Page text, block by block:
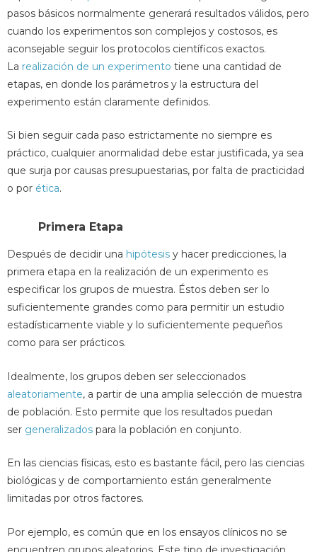
pasos básicos normalmente generará resultados válidos, pero
cuando los experimentos son complejos y costosos, es
aconsejable seguir los protocolos científicos exactos.
La realización de un experimento tiene una cantidad de
etapas, en donde los parámetros y la estructura del
experimento están claramente definidos.
Si bien seguir cada paso estrictamente no siempre es
práctico, cualquier anormalidad debe estar justificada, ya sea
que surja por causas presupuestarias, por falta de practicidad
o por ética.
Primera Etapa
Después de decidir una hipótesis y hacer predicciones, la
primera etapa en la realización de un experimento es
especificar los grupos de muestra. Éstos deben ser lo
suficientemente grandes como para permitir un estudio
estadísticamente viable y lo suficientemente pequeños
como para ser prácticos.
Idealmente, los grupos deben ser seleccionados
aleatoriamente, a partir de una amplia selección de muestra
de población. Esto permite que los resultados puedan
ser generalizados para la población en conjunto.
En las ciencias físicas, esto es bastante fácil, pero las ciencias
biológicas y de comportamiento están generalmente
limitadas por otros factores.
Por ejemplo, es común que en los ensayos clínicos no se